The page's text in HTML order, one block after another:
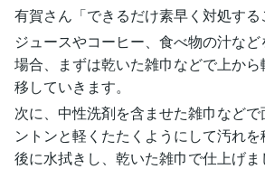
有賀さん「できるだけ素早く対処する
ジュースやコーヒー、食べ物の汁な
場合、まずは乾いた雑巾などで上か
移していきます。
次に、中性洗剤を含ませた雑巾などで
ントンと軽くたたくようにして汚れ
後に水拭きし、乾いた雑巾で仕上げま